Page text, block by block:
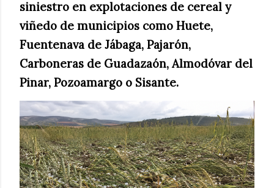
siniestro en explotaciones de cereal y
viñedo de municipios como Huete,
Fuentenava de Jábaga, Pajarón,
Carboneras de Guadazaón, Almodóvar del
Pinar, Pozoamargo o Sisante.